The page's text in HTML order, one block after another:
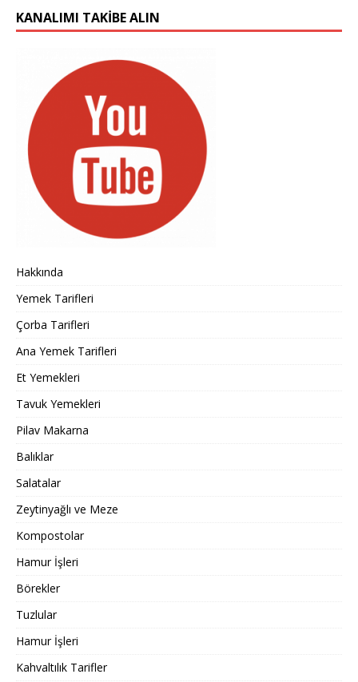
KANALIMI TAKIBE ALIN
Hakkında
Yemek Tarifleri
Çorba Tarifleri
Ana Yemek Tarifleri
Et Yemekleri
Tavuk Yemekleri
Pilav Makarna
Balıklar
Salatalar
Zeytinyağlı ve Meze
Kompostolar
Hamur İşleri
Börekler
Tuzlular
Hamur İşleri
Kahvaltılık Tarifler